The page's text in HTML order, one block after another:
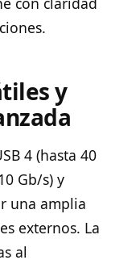
y
4 (hasta 40
Gb/s) y
una amplia
externos. La
al